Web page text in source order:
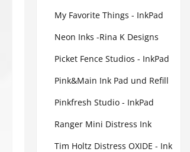
My Favorite Things - InkPad
Neon Inks -Rina K Designs
Picket Fence Studios - InkPad
Pink&Main Ink Pad und Refill
Pinkfresh Studio - InkPad
Ranger Mini Distress Ink
Tim Holtz Distress OXIDE - Ink